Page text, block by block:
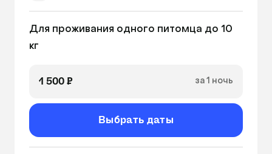
одного питомца, а это значит, что соседи
будут не слышны и не видны!
подразумевают проживание питомца с
будет рядом с вашим любимцем 24/7.
Фильтрованная вода
Круглосуточный персонал
Для проживания одного питомца до 10
кг
1 500 ₽ за 1 ночь
Выбрать даты